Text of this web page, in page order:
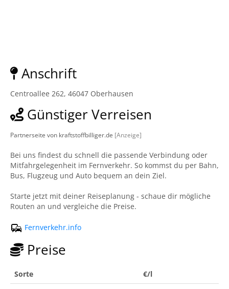
Anschrift
Centroallee 262, 46047 Oberhausen
Günstiger Verreisen
Partnerseite von kraftstoffbilliger.de [Anzeige]
Bei uns findest du schnell die passende Verbindung oder
Mitfahrgelegenheit im Fernverkehr. So kommst du per Bahn,
Bus, Flugzeug und Auto bequem an dein Ziel.
Starte jetzt mit deiner Reiseplanung - schaue dir mögliche
Routen an und vergleiche die Preise.
Fernverkehr.info
Preise
Sorte
€/l